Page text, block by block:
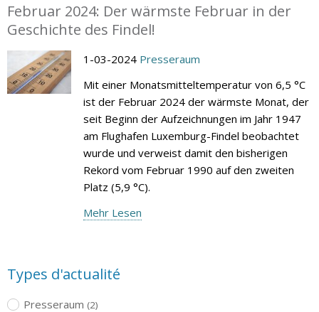
Februar 2024: Der wärmste Februar in der
Geschichte des Findel!
1-03-2024 Presseraum
Mit einer Monatsmitteltemperatur von 6,5 °C
ist der Februar 2024 der wärmste Monat, der
seit Beginn der Aufzeichnungen im Jahr 1947
am Flughafen Luxemburg-Findel beobachtet
wurde und verweist damit den bisherigen
Rekord vom Februar 1990 auf den zweiten
Platz (5,9 °C).
Mehr Lesen
Types d'actualité
Presseraum (2)